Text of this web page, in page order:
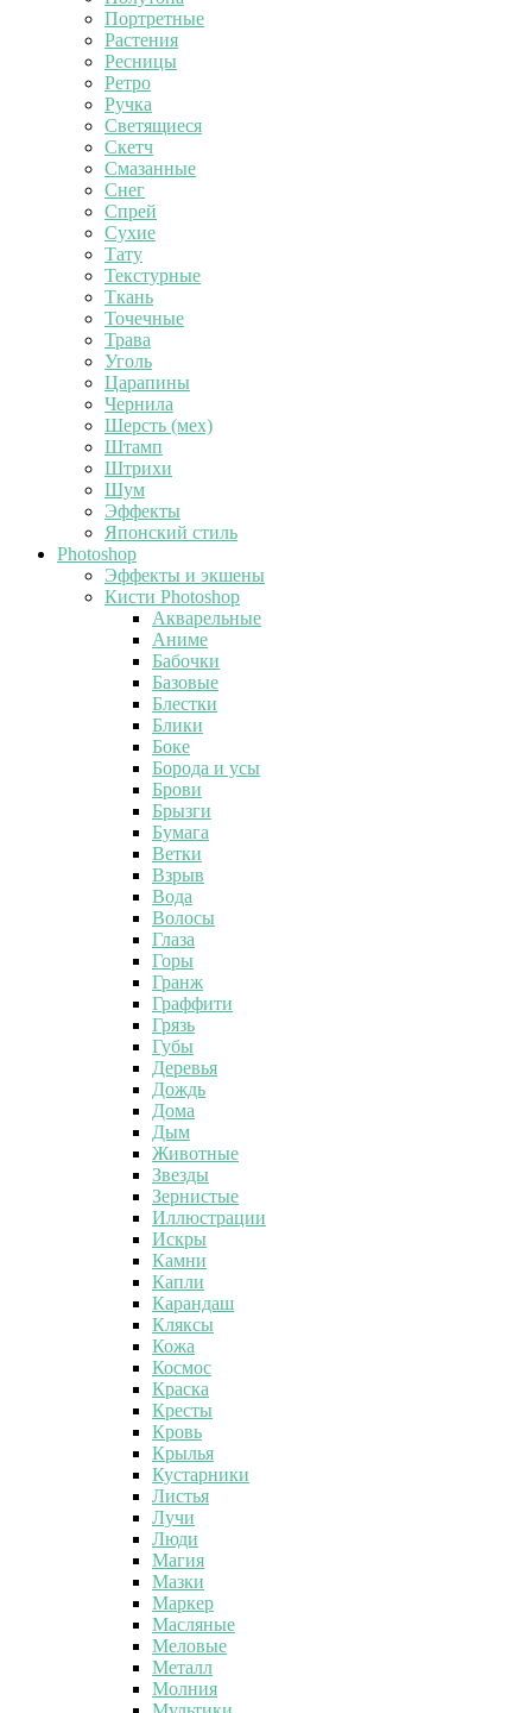
Портретные
Растения
Ресницы
Ретро
Ручка
Светящиеся
Скетч
Смазанные
Снег
Спрей
Сухие
Тату
Текстурные
Ткань
Точечные
Трава
Уголь
Царапины
Чернила
Шерсть (мех)
Штамп
Штрихи
Шум
Эффекты
Японский стиль
Photoshop
Эффекты и экшены
Кисти Photoshop
Акварельные
Аниме
Бабочки
Базовые
Блестки
Блики
Боке
Борода и усы
Брови
Брызги
Бумага
Ветки
Взрыв
Вода
Волосы
Глаза
Горы
Гранж
Граффити
Грязь
Губы
Деревья
Дождь
Дома
Дым
Животные
Звезды
Зернистые
Иллюстрации
Искры
Камни
Капли
Карандаш
Кляксы
Кожа
Космос
Краска
Кресты
Кровь
Крылья
Кустарники
Листья
Лучи
Люди
Магия
Мазки
Маркер
Масляные
Меловые
Металл
Молния